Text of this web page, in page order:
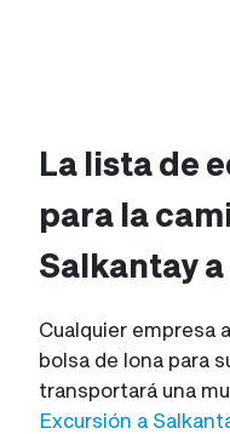
La lista de
para la
Salkantay
Cualquier empresa
bolsa de lona para
transportará una
Excursión a